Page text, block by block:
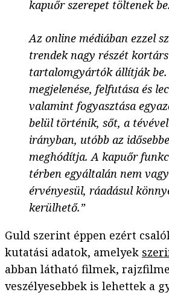
kapuőr szerepet töltenek be.
Az online médiában ezzel
trendek nagy részét kortárs
tartalomgyártók állítják
megjelenése, felfutása és
valamint fogyasztása
belül történik, sőt, a
irányban, utóbb az
meghódítja. A kapuőr
térben egyáltalán nem
érvényesül, ráadásul
kerülhető.”
Guld szerint éppen ezért
kutatási adatok, amelyek
abban látható filmek,
veszélyesebbek is lehettek a